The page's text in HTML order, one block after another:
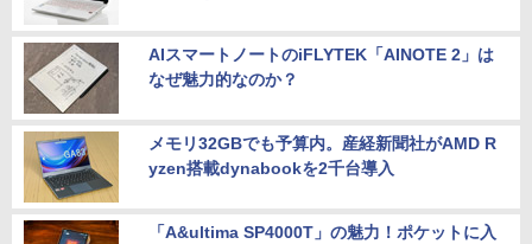
AIスマートノートのiFLYTEK「AINOTE 2」は
なぜ魅力的なのか？
メモリ32GBでも予算内。産経新聞社がAMD R
yzen搭載dynabookを2千台導入
「A&ultima SP4000T」の魅力！ポケットに入